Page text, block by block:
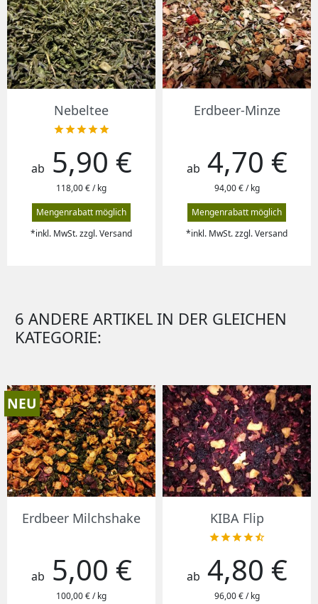
Nebeltee

Preis
ab 5,90 €
118,00 € / kg
Mengenrabatt möglich
*inkl. MwSt. zzgl. Versand
Erdbeer-Minze
Preis
ab 4,70 €
94,00 € / kg
Mengenrabatt möglich
*inkl. MwSt. zzgl. Versand
6 ANDERE ARTIKEL IN DER GLEICHEN
KATEGORIE:
Erdbeer Milchshake
Preis
ab 5,00 €
100,00 € / kg
NEU
KIBA Flip

Preis
ab 4,80 €
96,00 € / kg